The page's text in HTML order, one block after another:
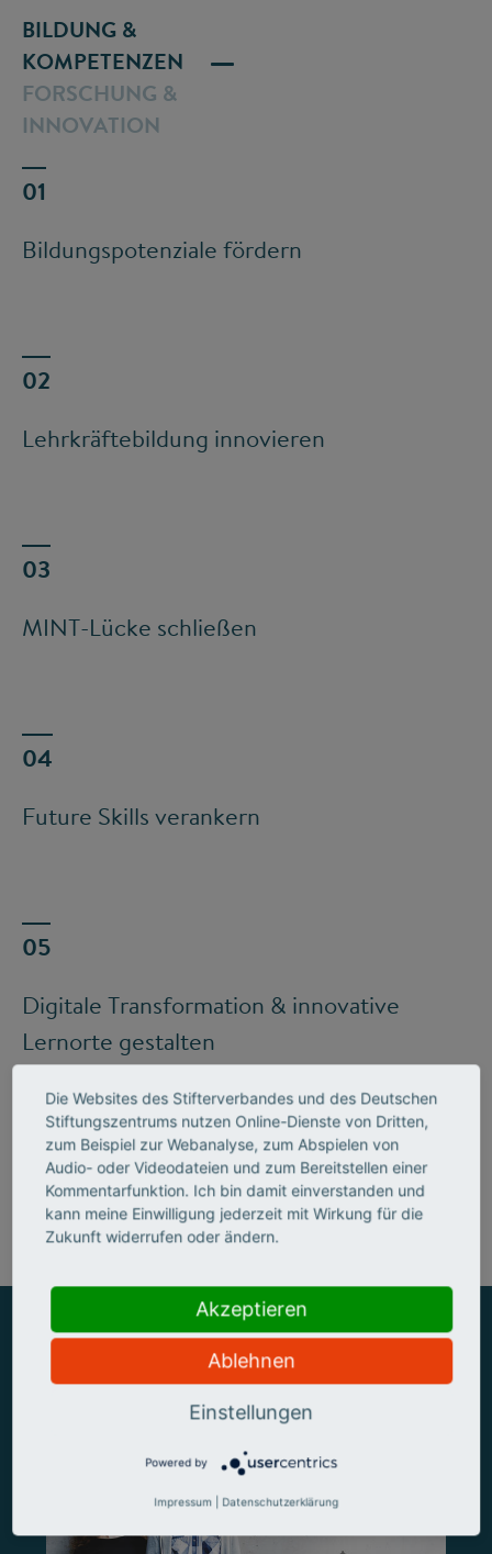
BILDUNG &
KOMPETENZEN
Bildungspotenziale fördern
Lehrkräftebildung innovieren
MINT-Lücke schließen
Future Skills verankern
Digitale Transformation & innovative
Lernorte gestalten
Mehr zum Handlungsfeld "Bildung &
Kompetenzen"
FORSCHUNG &
INNOVATION
ZUSAMMEN MEHR ERREICHEN
Die Websites des Stifterverbandes und des Deutschen
Stiftungszentrums nutzen Online-Dienste von Dritten,
zum Beispiel zur Webanalyse, zum Abspielen von
Audio- oder Videodateien und zum Bereitstellen einer
Kommentarfunktion. Ich bin damit einverstanden und
kann meine Einwilligung jederzeit mit Wirkung für die
Zukunft widerrufen oder ändern.
Akzeptieren
Ablehnen
Einstellungen
Powered by
Impressum Datenschutzerklärung